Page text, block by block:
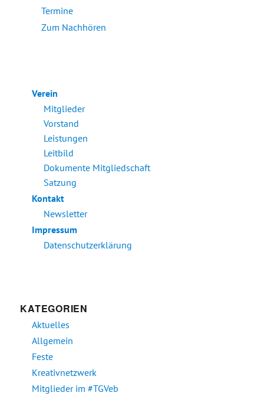
Termine
Zum Nachhören
Verein
Mitglieder
Vorstand
Leistungen
Leitbild
Dokumente Mitgliedschaft
Satzung
Kontakt
Newsletter
Impressum
Datenschutzerklärung
KATEGORIEN
Aktuelles
Allgemein
Feste
Kreativnetzwerk
Mitglieder im #TGVeb